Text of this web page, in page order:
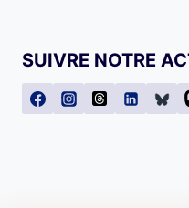
SUIVRE NOTRE